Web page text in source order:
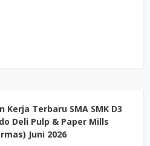
Kerja Terbaru SMA SMK D3
Deli Pulp & Paper Mills
Juni 2026